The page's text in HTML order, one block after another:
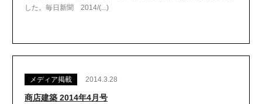
した。毎日新聞 2014/(...)
メディア掲載 2014.3.28
商店建築 2014年4月号